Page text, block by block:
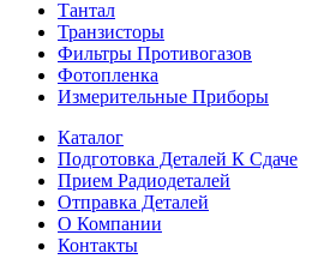
Тантал
Транзисторы
Фильтры Противогазов
Фотопленка
Измерительные Приборы
Каталог
Подготовка Деталей К Сдаче
Прием Радиодеталей
Отправка Деталей
О Компании
Контакты